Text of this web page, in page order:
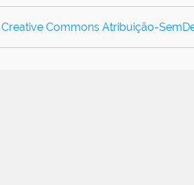
Creative Commons Atribuição-